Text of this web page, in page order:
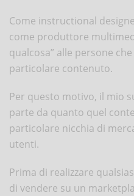
Come instructional
come produttore
qualcosa” alle persone
particolare contenuto.
Per questo motivo, il mio
parte da quanto quel
particolare nicchia di
utenti.
Prima di realizzare
di vendere su un